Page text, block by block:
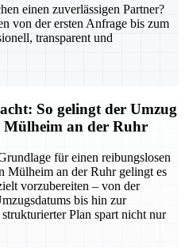
einen zuverlässigen Partner?
von der ersten Anfrage bis zum
transparent und
So gelingt der Umzug
Mülheim an der Ruhr
für einen reibungslosen
Mülheim an der Ruhr gelingt es
vorzubereiten – von der
bis hin zur
Plan spart nicht nur